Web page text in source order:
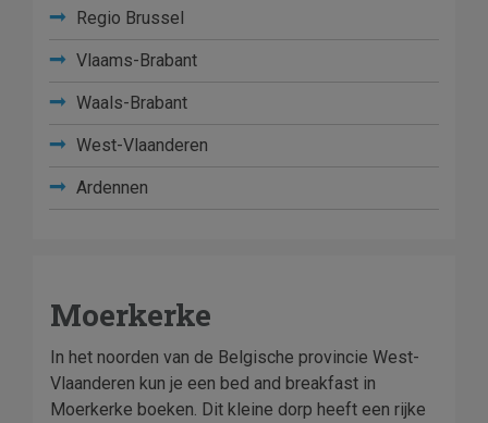
Regio Brussel
Vlaams-Brabant
Waals-Brabant
West-Vlaanderen
Ardennen
Moerkerke
In het noorden van de Belgische provincie West-
Vlaanderen kun je een bed and breakfast in
Moerkerke boeken. Dit kleine dorp heeft een rijke